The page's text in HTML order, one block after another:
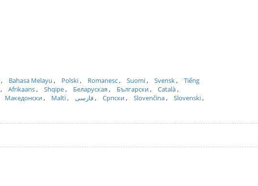
Bahasa Melayu Polski Romanesc Suomi Svensk
Tiếng
Afrikaans Shqipe Беларуская Български
Català
Македонски Malti فارسی Српски Slovenčina
Slovenski